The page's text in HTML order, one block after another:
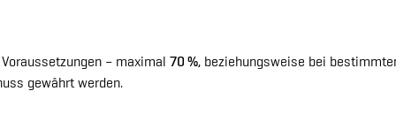
– maximal 70 %, beziehungsweise bei
gewährt werden.